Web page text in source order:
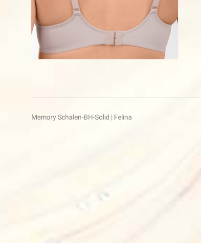
Beitragsnavigation
Memory Schalen-BH-Solid | Felina